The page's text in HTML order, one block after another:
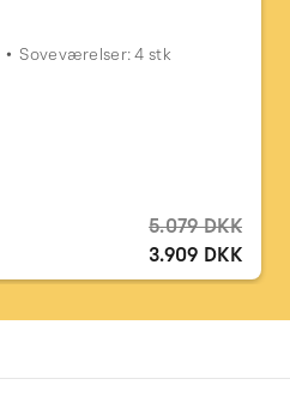
Soveværelser: 4 stk
5.079 DKK
3.909 DKK